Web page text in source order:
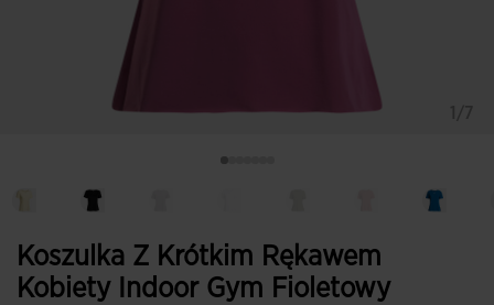
Koszulka Z Krótkim Rękawem
Kobiety Indoor Gym Fioletowy